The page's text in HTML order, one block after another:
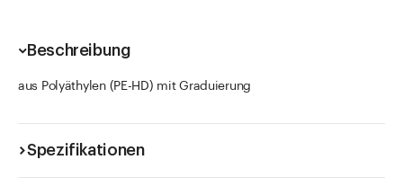
Beschreibung
aus Polyäthylen (PE-HD) mit Graduierung
Spezifikationen